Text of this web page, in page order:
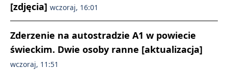
[zdjęcia] wczoraj, 16:01
Zderzenie na autostradzie A1 w powiecie
świeckim. Dwie osoby ranne [aktualizacja]
wczoraj, 11:51